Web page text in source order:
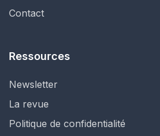
Contact
Ressources
Newsletter
La revue
Politique de confidentialité